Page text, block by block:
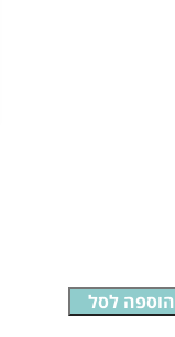
הוספה לסל